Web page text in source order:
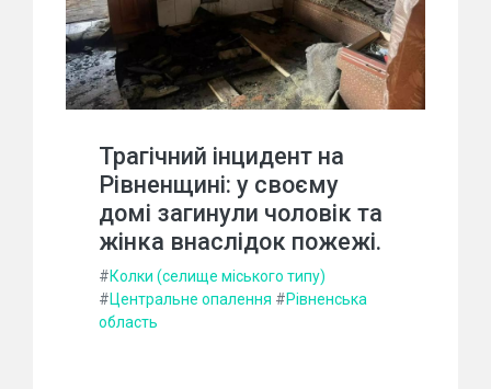
Трагічний інцидент на
Рівненщині: у своєму
домі загинули чоловік та
жінка внаслідок пожежі.
#Колки (селище міського типу)
#Центральне опалення #Рівненська
область